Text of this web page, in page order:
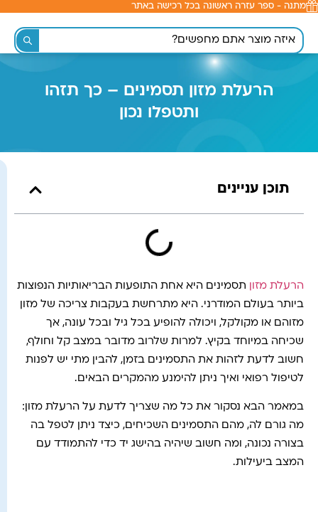
לתוכן
מתנה - ספר עזרה ראשונה בכל רכישה באתר
הרעלת מזון תסמינים – כך תזהו
ותטפלו נכון
תוכן עניינים
הרעלת מזון
תסמינים היא אחת התופעות הבריאותיות הנפוצות
ביותר בעולם המודרני. היא מתרחשת בעקבות צריכה של מזון
מזוהם או מקולקל, ויכולה להופיע בכל גיל ובכל עונה, אך
שכיחה במיוחד בקיץ. למרות שלרוב מדובר במצב קל וחולף,
חשוב לדעת לזהות את התסמינים בזמן, להבין מתי יש לפנות
לטיפול רפואי ואיך ניתן להימנע מהמקרים הבאים.
במאמר הבא נסקור את כל מה שצריך לדעת על הרעלת מזון:
מה גורם לה, מהם התסמינים השכיחים, כיצד ניתן לטפל בה
בצורה נכונה, ומה חשוב שיהיה בהישג יד כדי להתמודד עם
המצב ביעילות.